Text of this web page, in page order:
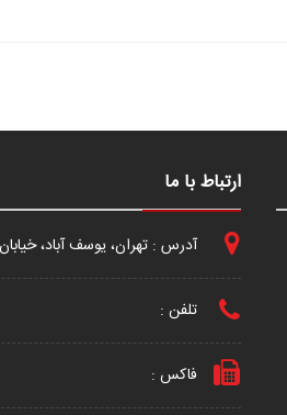
ارتباط با ما
آدرس : تهران، یوسف آباد، خیابان ابن
تلفن :
فاکس :